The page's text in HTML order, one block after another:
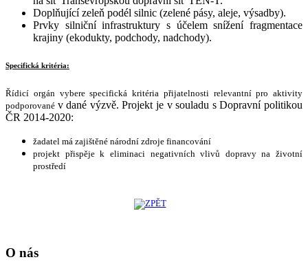
Doplňující zeleň podél silnic (zelené pásy, aleje, výsadby).
Prvky silniční infrastruktury s účelem snížení fragmentace
krajiny (ekodukty, podchody, nadchody).
Specifická kritéria:
Řídicí orgán vybere specifická kritéria přijatelnosti relevantní pro aktivity
podporované v dané výzvě. Projekt je v souladu s Dopravní politikou
ČR 2014-2020:
žadatel má zajištěné národní zdroje financování
projekt přispěje k eliminaci negativních vlivů dopravy na životní
prostředí
O nás